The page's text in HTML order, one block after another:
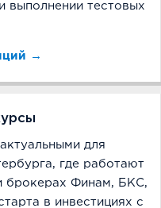
выполнении тестовых
→
для
где работают
брокерах Финам, БКС,
в инвестициях с